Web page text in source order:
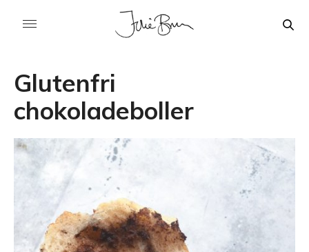
Glutenfri
chokoladeboller